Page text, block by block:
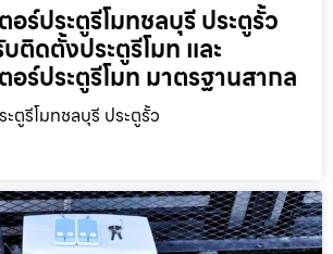
ร์ประตูรีโมทชลบุรี ประตูรั้ว
ติดตั้งประตูรีโมท และ
อร์ประตูรีโมท มาตรฐานสากล
ตูรีโมทชลบุรี ประตูรั้ว